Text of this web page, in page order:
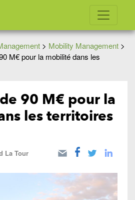
> Mobility Management >
M€ pour la mobilité dans les
90 M€ pour la
les territoires
La Tour